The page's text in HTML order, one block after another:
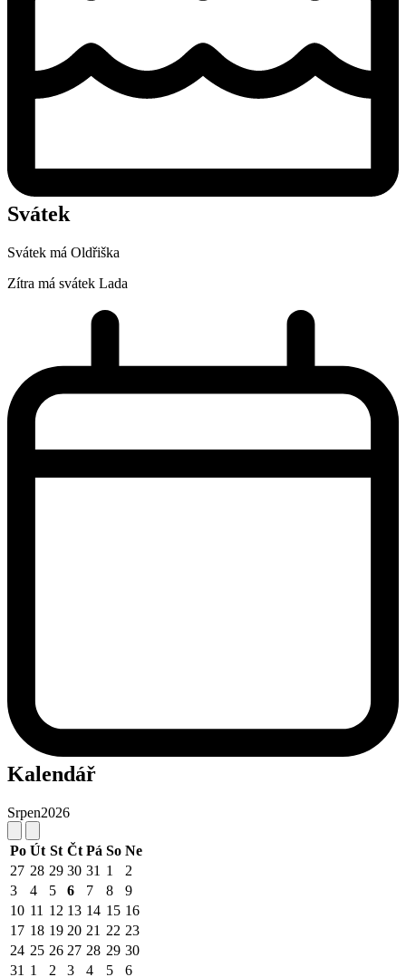
Svátek
Svátek má Oldřiška
Zítra má svátek Lada
Kalendář
Srpen2026
Po Út St Čt Pá So Ne
27 28 29 30 31 1
2
3
4 5 6 7 8
9
10 11 12 13 14 15 16
17 18 19 20 21 22 23
24 25 26 27 28 29 30
31 1 2 3 4 5 6